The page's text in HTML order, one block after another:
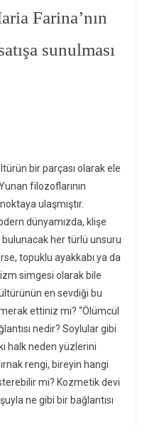
Farina’nın
sunulması
bir parçası olarak ele
filozoflarının
ulaşmıştır.
dünyamızda, klişe
her türlü unsuru
topuklu ayakkabı ya da
simgesi olarak bile
en sevdiği bu
ettiniz mi? “Ölümcül
nedir? Soylular gibi
halk neden yüzlerini
rengi, bireyin hangi
mi? Kozmetik devi
ne gibi bir bağlantısı